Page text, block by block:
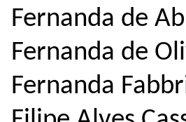
Fernanda de
Fernanda de
Fernanda